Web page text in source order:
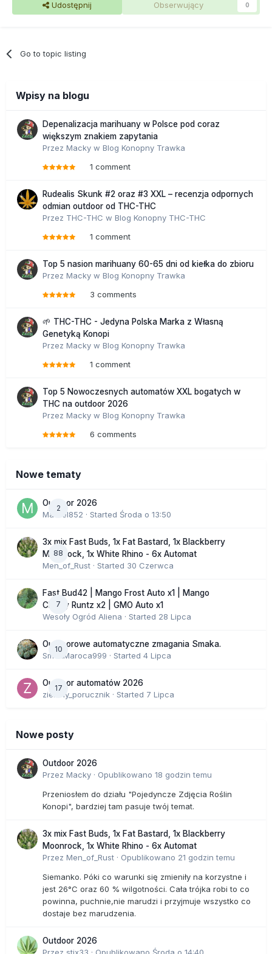
Udostępnij Obserwujący 0
Go to topic listing
Wpisy na blogu
Depenalizacja marihuany w Polsce pod coraz
większym znakiem zapytania
Przez Macky w Blog Konopny Trawka
1 comment
Rudealis Skunk #2 oraz #3 XXL – recenzja odpornych
odmian outdoor od THC-THC
Przez THC-THC w Blog Konopny THC-THC
1 comment
Top 5 nasion marihuany 60-65 dni od kiełka do zbioru
Przez Macky w Blog Konopny Trawka
3 comments
🌱 THC-THC - Jedyna Polska Marka z Własną
Genetyką Konopi
Przez Macky w Blog Konopny Trawka
1 comment
Top 5 Nowoczesnych automatów XXL bogatych w
THC na outdoor 2026
Przez Macky w Blog Konopny Trawka
6 comments
Nowe tematy
2
Outdoor 2026
Marcel852 · Started Środa o 13:50
88
3x mix Fast Buds, 1x Fat Bastard, 1x Blackberry
Moonrock, 1x White Rhino - 6x Automat
Men_of_Rust · Started 30 Czerwca
7
Fast Bud42 | Mango Frost Auto x1 | Mango
Cherry Runtz x2 | GMO Auto x1
Wesoły Ogród Aliena · Started 28 Lipca
10
Outdoorowe automatyczne zmagania Smaka.
SmakMaroca999 · Started 4 Lipca
17
Outdoor automatów 2026
zielony_porucznik · Started 7 Lipca
Nowe posty
Outdoor 2026
Przez Macky · Opublikowano 18 godzin temu
Przeniosłem do działu "Pojedyncze Zdjęcia Roślin
Konopi", bardziej tam pasuje twój temat.
3x mix Fast Buds, 1x Fat Bastard, 1x Blackberry
Moonrock, 1x White Rhino - 6x Automat
Przez Men_of_Rust · Opublikowano 21 godzin temu
Siemanko. Póki co warunki się zmieniły na korzystne i
jest 26°C oraz 60 % wilgotności. Cała trójka robi to co
powinna, puchnie,nie marudzi i przyjmuje wszystko co
dostaje bez marudzenia.
Outdoor 2026
Przez stix33 · Opublikowano Środa o 14:40